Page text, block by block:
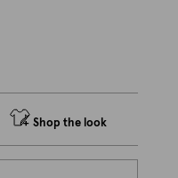
Shop the look